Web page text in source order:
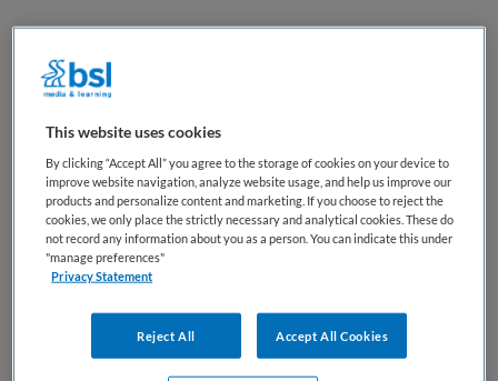
ERVARING
Ervaren
DIENSTVERBAND
Vacature niet beschikbaar
Deze vacature Locatiemanager bij Laurens via Bureau
Baken is niet meer actueel. Hieronder staan enkele
vergelijkbare vacatures die voor u wellicht interessant zijn.
This website uses cookies
By clicking “Accept All” you agree to the storage of cookies on your device to
improve website navigation, analyze website usage, and help us improve our
products and personalize content and marketing. If you choose to reject the
cookies, we only place the strictly necessary and analytical cookies. These do
not record any information about you as a person. You can indicate this under
"manage preferences"
Privacy Statement
Reject All Accept All Cookies